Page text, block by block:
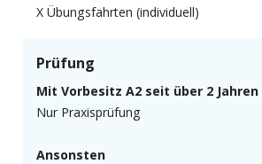
X Übungsfahrten (individuell)
Prüfung
Mit Vorbesitz A2 seit über 2 Jahren
Nur Praxisprüfung
Ansonsten